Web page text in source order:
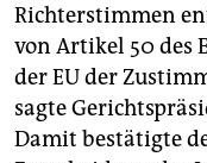
Richterstimmen
von Artikel 50 des
der EU der
sagte
Damit bestätigte